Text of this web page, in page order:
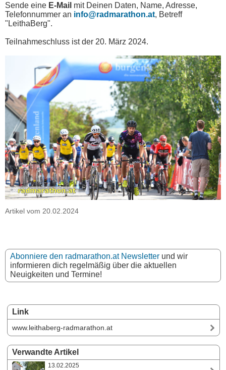
Link
www.leithaberg-radmarathon.at
Verwandte Artikel
13.02.2025
Sende eine E-Mail mit Deinen Daten, Name, Adresse,
Telefonnummer an info@radmarathon.at, Betreff
"LeithaBerg".
Teilnahmeschluss ist der 20. März 2024.
Artikel vom 20.02.2024
Abonniere den radmarathon.at Newsletter und wir
informieren dich regelmäßig über die aktuellen
Neuigkeiten und Termine!